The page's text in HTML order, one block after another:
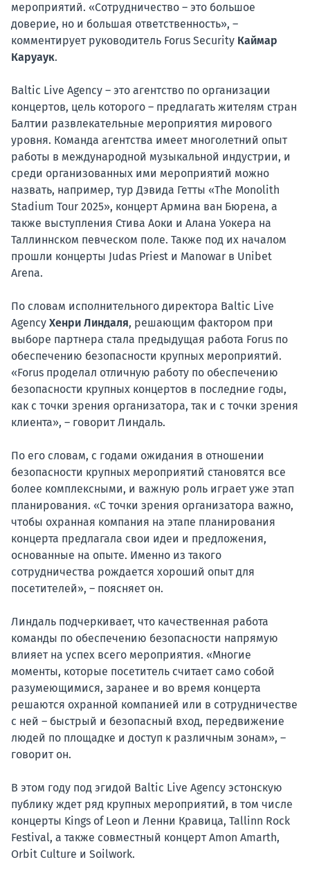
мероприятий. «Сотрудничество – это большое
доверие, но и большая ответственность», –
комментирует руководитель Forus Security Каймар
Каруаук.
Baltic Live Agency – это агентство по организации
концертов, цель которого – предлагать жителям стран
Балтии развлекательные мероприятия мирового
уровня. Команда агентства имеет многолетний опыт
работы в международной музыкальной индустрии, и
среди организованных ими мероприятий можно
назвать, например, тур Дэвида Гетты «The Monolith
Stadium Tour 2025», концерт Армина ван Бюрена, а
также выступления Стива Аоки и Алана Уокера на
Таллиннском певческом поле. Также под их началом
прошли концерты Judas Priest и Manowar в Unibet
Arena.
По словам исполнительного директора Baltic Live
Agency Хенри Линдаля, решающим фактором при
выборе партнера стала предыдущая работа Forus по
обеспечению безопасности крупных мероприятий.
«Forus проделал отличную работу по обеспечению
безопасности крупных концертов в последние годы,
как с точки зрения организатора, так и с точки зрения
клиента», – говорит Линдаль.
По его словам, с годами ожидания в отношении
безопасности крупных мероприятий становятся все
более комплексными, и важную роль играет уже этап
планирования. «С точки зрения организатора важно,
чтобы охранная компания на этапе планирования
концерта предлагала свои идеи и предложения,
основанные на опыте. Именно из такого
сотрудничества рождается хороший опыт для
посетителей», – поясняет он.
Линдаль подчеркивает, что качественная работа
команды по обеспечению безопасности напрямую
влияет на успех всего мероприятия. «Многие
моменты, которые посетитель считает само собой
разумеющимися, заранее и во время концерта
решаются охранной компанией или в сотрудничестве
с ней – быстрый и безопасный вход, передвижение
людей по площадке и доступ к различным зонам», –
говорит он.
В этом году под эгидой Baltic Live Agency эстонскую
публику ждет ряд крупных мероприятий, в том числе
концерты Kings of Leon и Ленни Кравица, Tallinn Rock
Festival, а также совместный концерт Amon Amarth,
Orbit Culture и Soilwork.